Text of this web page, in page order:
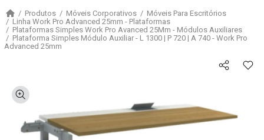
Produtos Móveis Corporativos
Móveis Para Escritórios
Linha Work Pro Advanced 25mm - Plataformas
Plataformas Simples Work Pro Avanced 25Mm - Módulos Auxiliares
Plataforma Simples Módulo Auxiliar - L 1300 | P 720 | A 740 - Work Pro
Advanced 25mm